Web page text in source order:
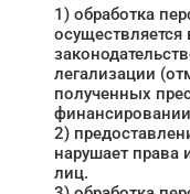
1) обработка
осуществляется
легализации
полученных
2)
нарушает права
лиц.